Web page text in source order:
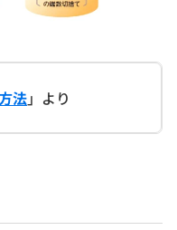
法」より